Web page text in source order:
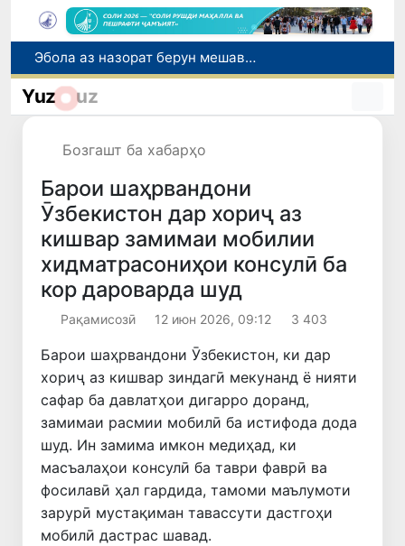
Дар моҳи июл дар Ӯзбекистон нархи маҳсулоти озуқаворӣ коҳиш ёфт, аммо баъзе молу хидматрасониҳо гарон шуданд
Дар Сенат тадбирҳои беҳтар намудани мавқеи Ӯзбекистон дар рейтингҳо ва индексҳои байналмилалӣ баррасӣ шуданд
Yuz uz
Бозгашт ба хабарҳо
Барои шаҳрвандони
Ӯзбекистон дар хориҷ аз
кишвар замимаи мобилии
хидматрасониҳои консулӣ ба
кор дароварда шуд
Рақамисозӣ 12 июн 2026, 09:12 3 403
Барои шаҳрвандони Ӯзбекистон, ки дар
хориҷ аз кишвар зиндагӣ мекунанд ё нияти
сафар ба давлатҳои дигарро доранд,
замимаи расмии мобилӣ ба истифода дода
шуд. Ин замима имкон медиҳад, ки
масъалаҳои консулӣ ба таври фаврӣ ва
фосилавӣ ҳал гардида, тамоми маълумоти
зарурӣ мустақиман тавассути дастгоҳи
мобилӣ дастрас шавад.